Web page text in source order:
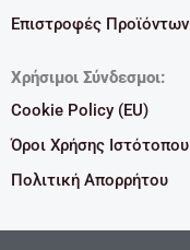
Επιστροφές
Χρήσιμοι Σύνδεσμοι:
Cookie Policy (EU)
Όροι Χρήσης Ιστότοπου
Πολιτική Απορρήτου